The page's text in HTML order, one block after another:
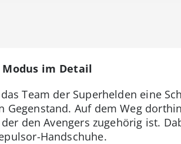
im Detail
Team der Superhelden eine
Gegenstand. Auf dem Weg
den Avengers zugehörig ist.
Handschuhe.